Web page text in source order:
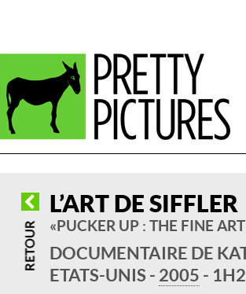
L’ART DE SIFFLER
« PUCKER UP : THE FINE
DOCUMENTAIRE DE
ETATS-UNIS - 2005 -